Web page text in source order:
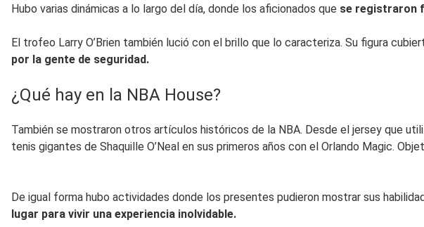
Hubo varias dinámicas a lo largo del día, donde los aficionados que se registraron
El trofeo Larry O’Brien también lució con el brillo que lo caracteriza. Su figura
por la gente de seguridad.
¿Qué hay en la NBA House?
También se mostraron otros artículos históricos de la NBA. Desde el jersey que
tenis gigantes de Shaquille O’Neal en sus primeros años con el Orlando Magic.
De igual forma hubo actividades donde los presentes pudieron mostrar sus
lugar para vivir una experiencia inolvidable.